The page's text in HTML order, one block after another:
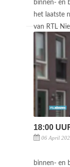
binnen- en
het laatste
van RTL
18:00
06 April
binnen- en